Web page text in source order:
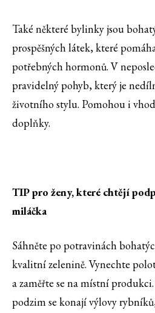
Také některé bylinky jsou
prospěšných látek, které
potřebných hormonů. V
pravidelný pohyb, který je
životního stylu. Pomohou i
doplňky.
TIP pro ženy, které chtějí
miláčka
Sáhněte po potravinách
kvalitní zelenině. Vynechte
a zaměřte se na místní
podzim se konají výlovy